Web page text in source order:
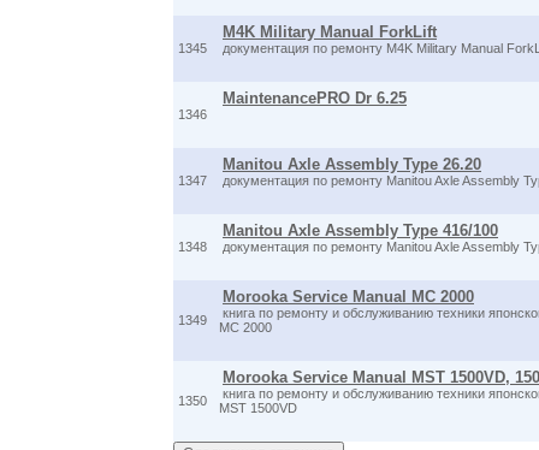
1345
M4K Military Manual ForkLift
документация по ремонту M4K Military Manual
1346
MaintenancePRO Dr 6.25
1347
Manitou Axle Assembly Type 26.20
документация по ремонту Manitou Axle Assembly
1348
Manitou Axle Assembly Type 416/100
документация по ремонту Manitou Axle Assembly
1349
Morooka Service Manual MC 2000
книга по ремонту и обслуживанию техники
MC 2000
1350
Morooka Service Manual MST 1500VD,
книга по ремонту и обслуживанию техники
MST 1500VD